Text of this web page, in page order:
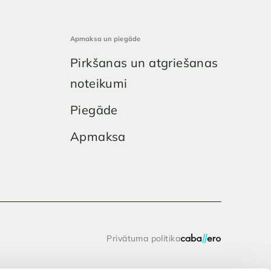
Apmaksa un piegāde
Pirkšanas un atgriešanas
noteikumi
Piegāde
Apmaksa
Privātuma politika